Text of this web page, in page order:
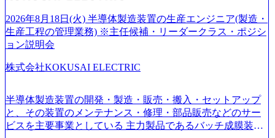
ていく”という位置づけ 一昔前は金融が強い企業として認知
されていたが、現在金融の売上割合は全体の3割。現在はTo
C事業を始め、パブリック、製造業、通信、エンタメ、教
はあるが、社員の興味のある分野やスキルを活用したいな
着けたい方でも幅広に経験を積みたい方でも、キャリア形
成が柔軟に可能な環境である。 https://storage.googleapis.com/
our-vision-production.appspot.com/public/images/20240925204135
_93b1bff3-f71c-4bc9-8bd9-72a8a4826007_1200x554.webp https://
2026年8月18日(火) 半導体製造装置の生産エンジニア(製造・
生産工程の管理業務) ※主任候補・リーダークラス・ポジシ
ョン説明会
株式会社KOKUSAI ELECTRIC
半導体製造装置の開発・製造・販売・搬入・セットアップ
と、その装置のメンテナンス・修理・部品販売などのサー
ビスを主要事業としている 主力製品であるバッチ成膜装置